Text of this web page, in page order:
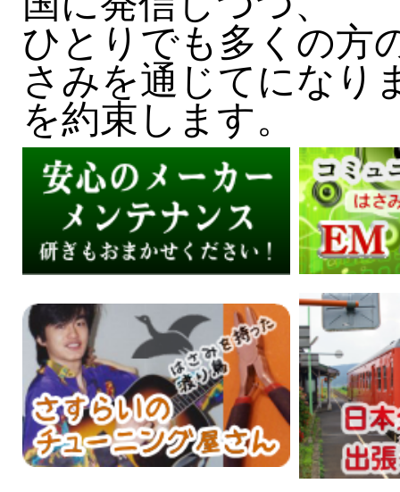
ひとりでも多くの方
さみを通じてになり
を約束します。